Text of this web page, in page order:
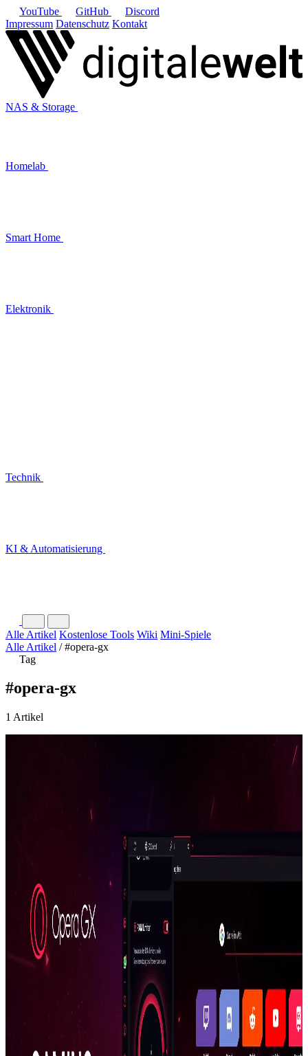
YouTube GitHub
Discord
Impressum Datenschutz Kontakt
NAS & Storage
Homelab
Smart Home
Elektronik
Technik
KI & Automatisierung
Alle Artikel Kostenlose Tools Wiki Mini-Spiele
Alle Artikel / #opera-gx
Tag
#opera-gx
1 Artikel